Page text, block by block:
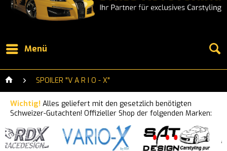
Menü
SPOILER "V A R I O - X"
Wichtig! Alles geliefert mit den gesetzlich benötigten
Schweizer-Gutachten! Offizieller Shop der folgenden Marken: